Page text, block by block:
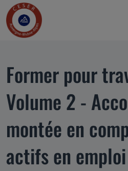
Former pour
Volume 2 -
montée en
actifs en